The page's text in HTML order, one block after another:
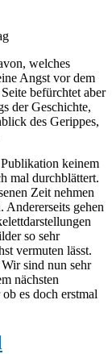
welches
Angst vor dem
befürchtet aber
der Geschichte,
des Gerippes,
keinem
mal durchblättert.
Zeit nehmen
Andererseits gehen
so sehr
vermuten lässt.
sind nun sehr
nächsten
es doch erstmal